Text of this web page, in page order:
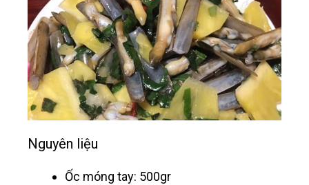
Nguyên liệu
Ốc móng tay: 500gr